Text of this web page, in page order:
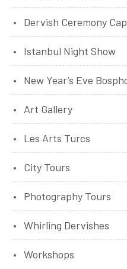
Dervish Ceremony
Istanbul Night Show
New Year’s Eve
Art Gallery
Les Arts Turcs
City Tours
Photography Tours
Whirling Dervishes
Workshops